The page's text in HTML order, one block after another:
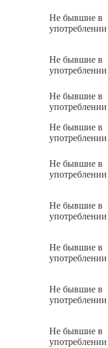
Не бывшие в
употреблении
Не бывшие в
употреблении
Не бывшие в
употреблении
Не бывшие в
употреблении
Не бывшие в
употреблении
Не бывшие в
употреблении
Не бывшие в
употреблении
Не бывшие в
употреблении
Не бывшие в
употреблении